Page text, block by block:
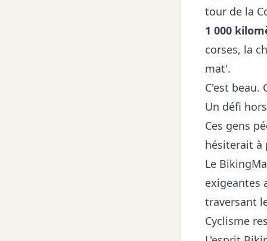
tour de la
1 000
corses, la
mat'.
C'est beau.
Un défi
Ces gens
hésiterait à
Le
exigeantes
traversant
Cyclisme